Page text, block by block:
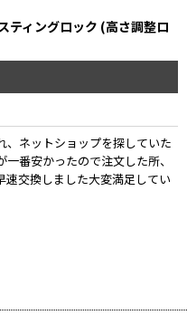
ティングロック (高さ調整ロ
、ネットショップを探していた
番安かったので注文した所、
交換しました大変満足してい